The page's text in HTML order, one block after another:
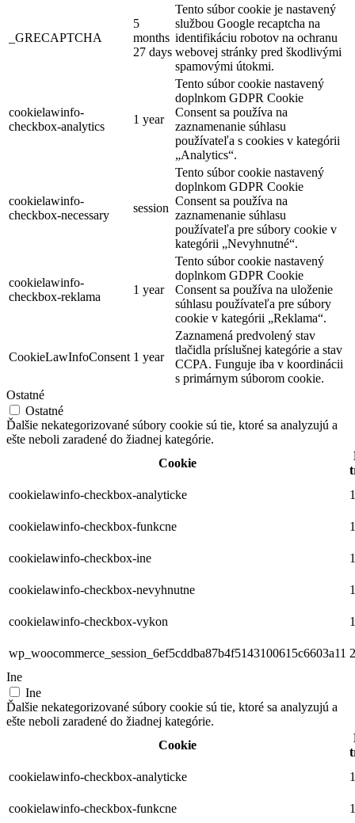
_GRECAPTCHA
5
months
27 days
Tento súbor cookie je nastavený
službou Google recaptcha na
identifikáciu robotov na ochranu
webovej stránky pred škodlivými
spamovými útokmi.
cookielawinfo-
checkbox-analytics
1 year
Tento súbor cookie nastavený
doplnkom GDPR Cookie
Consent sa používa na
zaznamenanie súhlasu
používateľa s cookies v kategórii
„Analytics“.
cookielawinfo-
checkbox-necessary
session
Tento súbor cookie nastavený
doplnkom GDPR Cookie
Consent sa používa na
zaznamenanie súhlasu
používateľa pre súbory cookie v
kategórii „Nevyhnutné“.
cookielawinfo-
checkbox-reklama
1 year
Tento súbor cookie nastavený
doplnkom GDPR Cookie
Consent sa používa na uloženie
súhlasu používateľa pre súbory
cookie v kategórii „Reklama“.
CookieLawInfoConsent 1 year
Zaznamená predvolený stav
tlačidla príslušnej kategórie a stav
CCPA. Funguje iba v koordinácii
s primárnym súborom cookie.
Ostatné
Ostatné
Ďalšie nekategorizované súbory cookie sú tie, ktoré sa analyzujú a
ešte neboli zaradené do žiadnej kategórie.
Cookie
cookielawinfo-checkbox-analyticke
cookielawinfo-checkbox-funkcne
cookielawinfo-checkbox-ine
cookielawinfo-checkbox-nevyhnutne
cookielawinfo-checkbox-vykon
wp_woocommerce_session_6ef5cddba87b4f5143100615c6603a11
Ine
Ine
Ďalšie nekategorizované súbory cookie sú tie, ktoré sa analyzujú a
ešte neboli zaradené do žiadnej kategórie.
Cookie
cookielawinfo-checkbox-analyticke
cookielawinfo-checkbox-funkcne